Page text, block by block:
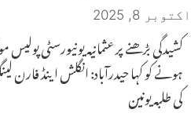
اکتوبر 8, 2025
کشیدگی بڑھنے پر عثمانیہ یونیورسٹی پولیس
ہونے کو کہا حیدرآباد: انگلش اینڈ فارن
کی طلبہ یونین